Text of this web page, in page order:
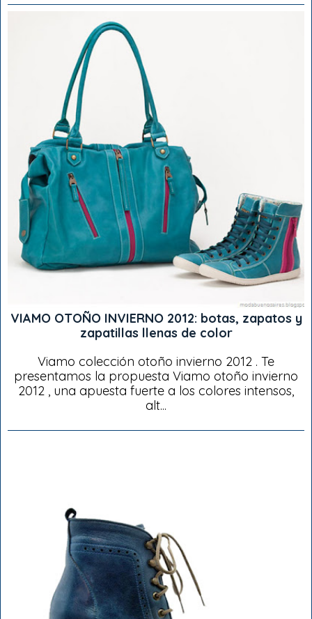
VIAMO OTOÑO INVIERNO 2012: botas, zapatos y
zapatillas llenas de color
Viamo colección otoño invierno 2012 . Te
presentamos la propuesta Viamo otoño invierno
2012 , una apuesta fuerte a los colores intensos,
alt...